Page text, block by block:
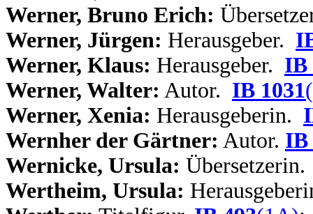
Werner, Bruno Erich:
Werner, Jürgen: Herausgeber.
Werner, Klaus: Herausgeber. IB
Werner, Walter: Autor. IB 1031
Werner, Xenia: Herausgeberin.
Wernher der Gärtner: Autor. IB
Wernicke, Ursula:
Wertheim, Ursula: